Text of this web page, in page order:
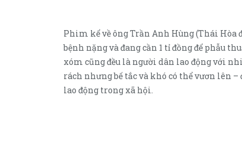
Phim kể về ông Trần Anh Hùng (Thái
bệnh nặng và đang cần 1 tỉ đồng để phẫu
xóm cũng đều là người dân lao động với
rách nhưng bế tắc và khó có thể vươn lên
lao động trong xã hội.